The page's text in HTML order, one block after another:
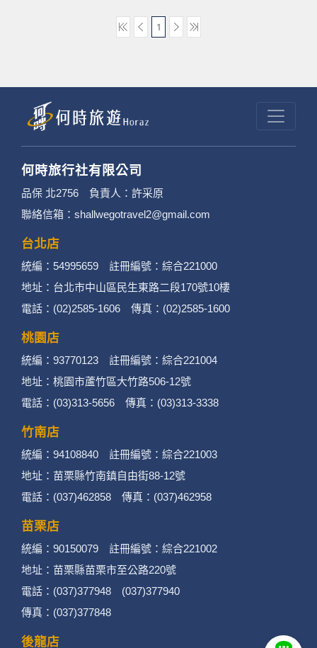
1
何時旅行社有限公司
品保 北2756 負責人：許采原
聯絡信箱：shallwegotravel2@gmail.com
台北店
統編：54995659 註冊編號：綜合221000
地址：台北市中山區民生東路二段170號10樓
電話：(02)2585-1606 傳真：(02)2585-1600
桃園店
統編：93770123 註冊編號：綜合221004
地址：桃園市蘆竹區大竹路506-12號
電話：(03)313-5656 傳真：(03)313-3338
竹南店
統編：94108840 註冊編號：綜合221003
地址：苗栗縣竹南鎮自由街88-12號
電話：(037)462858 傳真：(037)462958
苗栗店
統編：90150079 註冊編號：綜合221002
地址：苗栗縣苗栗市至公路220號
電話：(037)377948 (037)377940
傳真：(037)377848
後龍店